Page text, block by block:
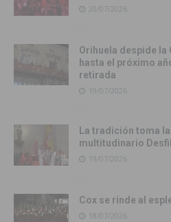
20/07/2026
Orihuela despide la
hasta el próximo
retirada
19/07/2026
La tradición toma
multitudinario
19/07/2026
Cox se rinde al
18/07/2026